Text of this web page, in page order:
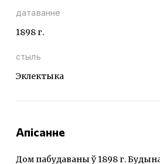
датаванне
1898 г.
стыль
Эклектыка
Апісанне
Дом пабудаваны ў 1898 г.